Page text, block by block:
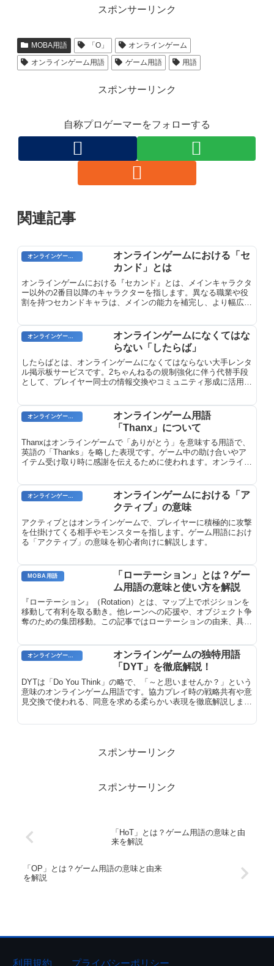
スポンサーリンク
MOBA用語 「O」
オンラインゲーム
オンラインゲーム用語
ゲーム用語 用語
スポンサーリンク
自称プロゲーマーをフォローする
関連記事
オンラインゲーム用語
オンラインゲームにおける「セ
カンド」とは
オンラインゲームにおける『セカンド』とは、メインキャラクタ
ー以外の2番目以降のキャラクターを指します。異なる職業や役
割を持つセカンドキャラは、メインの能力を補完し、より幅広い
オンラインゲーム用語
オンラインゲームになくてはな
らない「したらば」
したらばとは、オンラインゲームになくてはならない大手レンタ
ル掲示板サービスです。2ちゃんねるの規制強化に伴う代替手段
として、プレイヤー同士の情報交換やコミュニティ形成に活用さ
オンラインゲーム用語
「Thanx」について
Thanxはオンラインゲームで「ありがとう」を意味する用語で、
英語の「Thanks」を略した表現です。ゲーム中の助け合いやア
イテム受け取り時に感謝を伝えるために使われます。オンライン
オンラインゲーム用語
オンラインゲームにおける「ア
クティブ」の意味
アクティブとはオンラインゲームで、プレイヤーに積極的に攻撃
を仕掛けてくる相手やモンスターを指します。ゲーム用語におけ
る「アクティブ」の意味を初心者向けに解説します。
MOBA用語
「ローテーション」とは？ゲー
ム用語の意味と使い方を解説
『ローテーション』（Rotation）とは、マップ上でポジションを
移動して有利を取る動き。他レーンへの応援や、オブジェクト争
奪のための集団移動。この記事ではローテーションの由来、具体
オンラインゲームのプレイに関する用語
オンラインゲームの独特用語
「DYT」を徹底解説！
DYTは「Do You Think」の略で、「～と思いませんか？」という
意味のオンラインゲーム用語です。協力プレイ時の戦略共有や意
見交換で使われる、同意を求める柔らかい表現を徹底解説しま
スポンサーリンク
スポンサーリンク
「HoT」とは？ゲーム用語の意味と由
来を解説
「OP」とは？ゲーム用語の意味と由来
を解説
利用規約 プライバシーポリシー